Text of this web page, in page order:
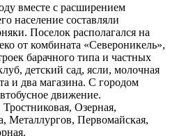
вместе с расширением
население составляли
Поселок располагался на
от комбината «Североникель»,
барачного типа и частных
детский сад, ясли, молочная
и два магазина. С городом
движение.
Озерная,
Металлургов, Первомайская,